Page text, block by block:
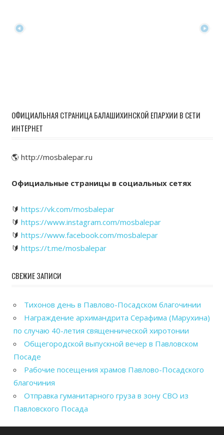
ОФИЦИАЛЬНАЯ СТРАНИЦА БАЛАШИХИНСКОЙ ЕПАРХИИ В СЕТИ
ИНТЕРНЕТ
🌎 http://mosbalepar.ru
Официальные страницы в социальных сетях
🔰 https://vk.com/mosbalepar
🔰 https://www.instagram.com/mosbalepar
🔰 https://www.facebook.com/mosbalepar
🔰 https://t.me/mosbalepar
СВЕЖИЕ ЗАПИСИ
Тихонов день в Павлово-Посадском благочинии
Награждение архимандрита Серафима (Марухина)
по случаю 40-летия священнической хиротонии
Общегородской выпускной вечер в Павловском
Посаде
Рабочие посещения храмов Павлово-Посадского
благочиния
Отправка гуманитарного груза в зону СВО из
Павловского Посада